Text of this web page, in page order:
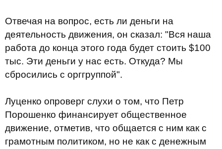
Отвечая на вопрос, есть ли деньги на
деятельность движения, он сказал: "Вся наша
работа до конца этого года будет стоить $100
тыс. Эти деньги у нас есть. Откуда? Мы
сбросились с орггруппой".
Луценко опроверг слухи о том, что Петр
Порошенко финансирует общественное
движение, отметив, что общается с ним как с
грамотным политиком, но не как с денежным